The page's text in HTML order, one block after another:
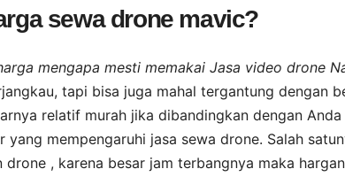
sewa drone mavic?
mengapa mesti memakai Jasa video drone
tapi bisa juga mahal tergantung dengan
relatif murah jika dibandingkan dengan
yang mempengaruhi jasa sewa drone. Salah
drone , karena besar jam terbangnya maka